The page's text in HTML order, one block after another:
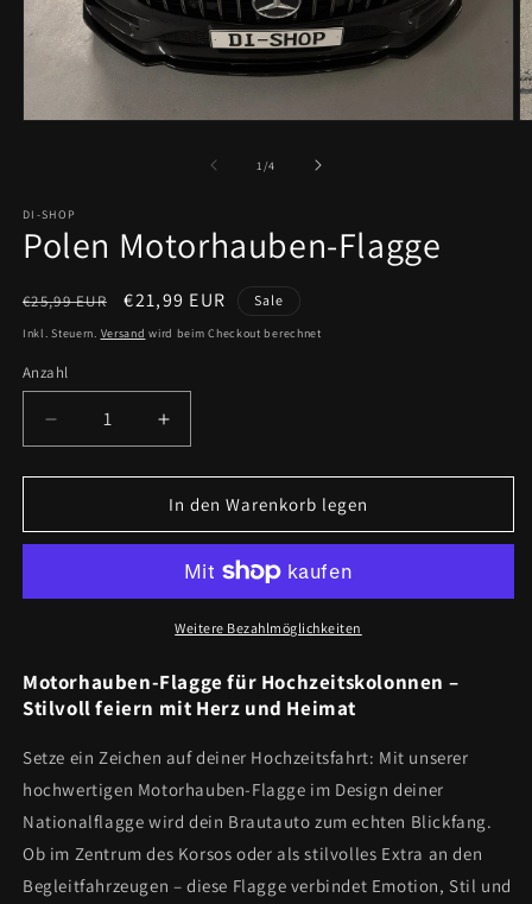
1 /von
4
DI-SHOP
Polen Motorhauben-Flagge
Normaler
Preis
€25,99 EUR Verkaufspreis
€21,99 EUR Sale
Inkl. Steuern. Versand wird beim Checkout berechnet
Anzahl
Anzahl
Verringere
die
Menge
Polen
Erhöhe
die
Menge
für
Polen
Motorhauben-
Flagge
In den Warenkorb legen
Weitere Bezahlmöglichkeiten
Motorhauben-Flagge für Hochzeitskolonnen –
Stilvoll feiern mit Herz und Heimat
Setze ein Zeichen auf deiner Hochzeitsfahrt: Mit unserer
hochwertigen Motorhauben-Flagge im Design deiner
Nationalflagge wird dein Brautauto zum echten Blickfang.
Ob im Zentrum des Korsos oder als stilvolles Extra an den
Begleitfahrzeugen – diese Flagge verbindet Emotion, Stil und